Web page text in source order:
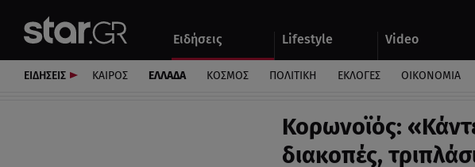
Ειδήσεις Lifestyle Video
Αυτοκίνητο
ΕΙΔΗΣΕΙΣ ΚΑΙΡΟΣ ΕΛΛΑΔΑ ΚΟΣΜΟΣ ΠΟΛΙΤΙΚΗ ΕΚΛΟΓΕΣ ΟΙΚΟΝΟΜΙΑ
Κορωνοϊός:
διακοπές,